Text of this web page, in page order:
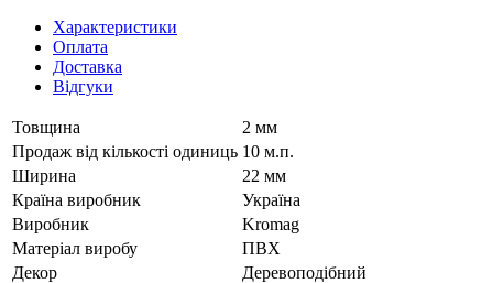
Характеристики
Оплата
Доставка
Відгуки
Товщина
2 мм
Продаж від кількості одиниць 10 м.п.
Ширина
22 мм
Країна виробник
Україна
Виробник
Kromag
Матеріал виробу
ПВХ
Декор
Деревоподібний